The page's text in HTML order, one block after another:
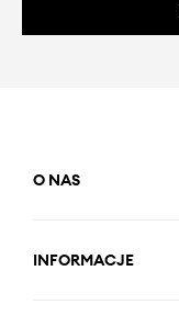
O NAS
INFORMACJE